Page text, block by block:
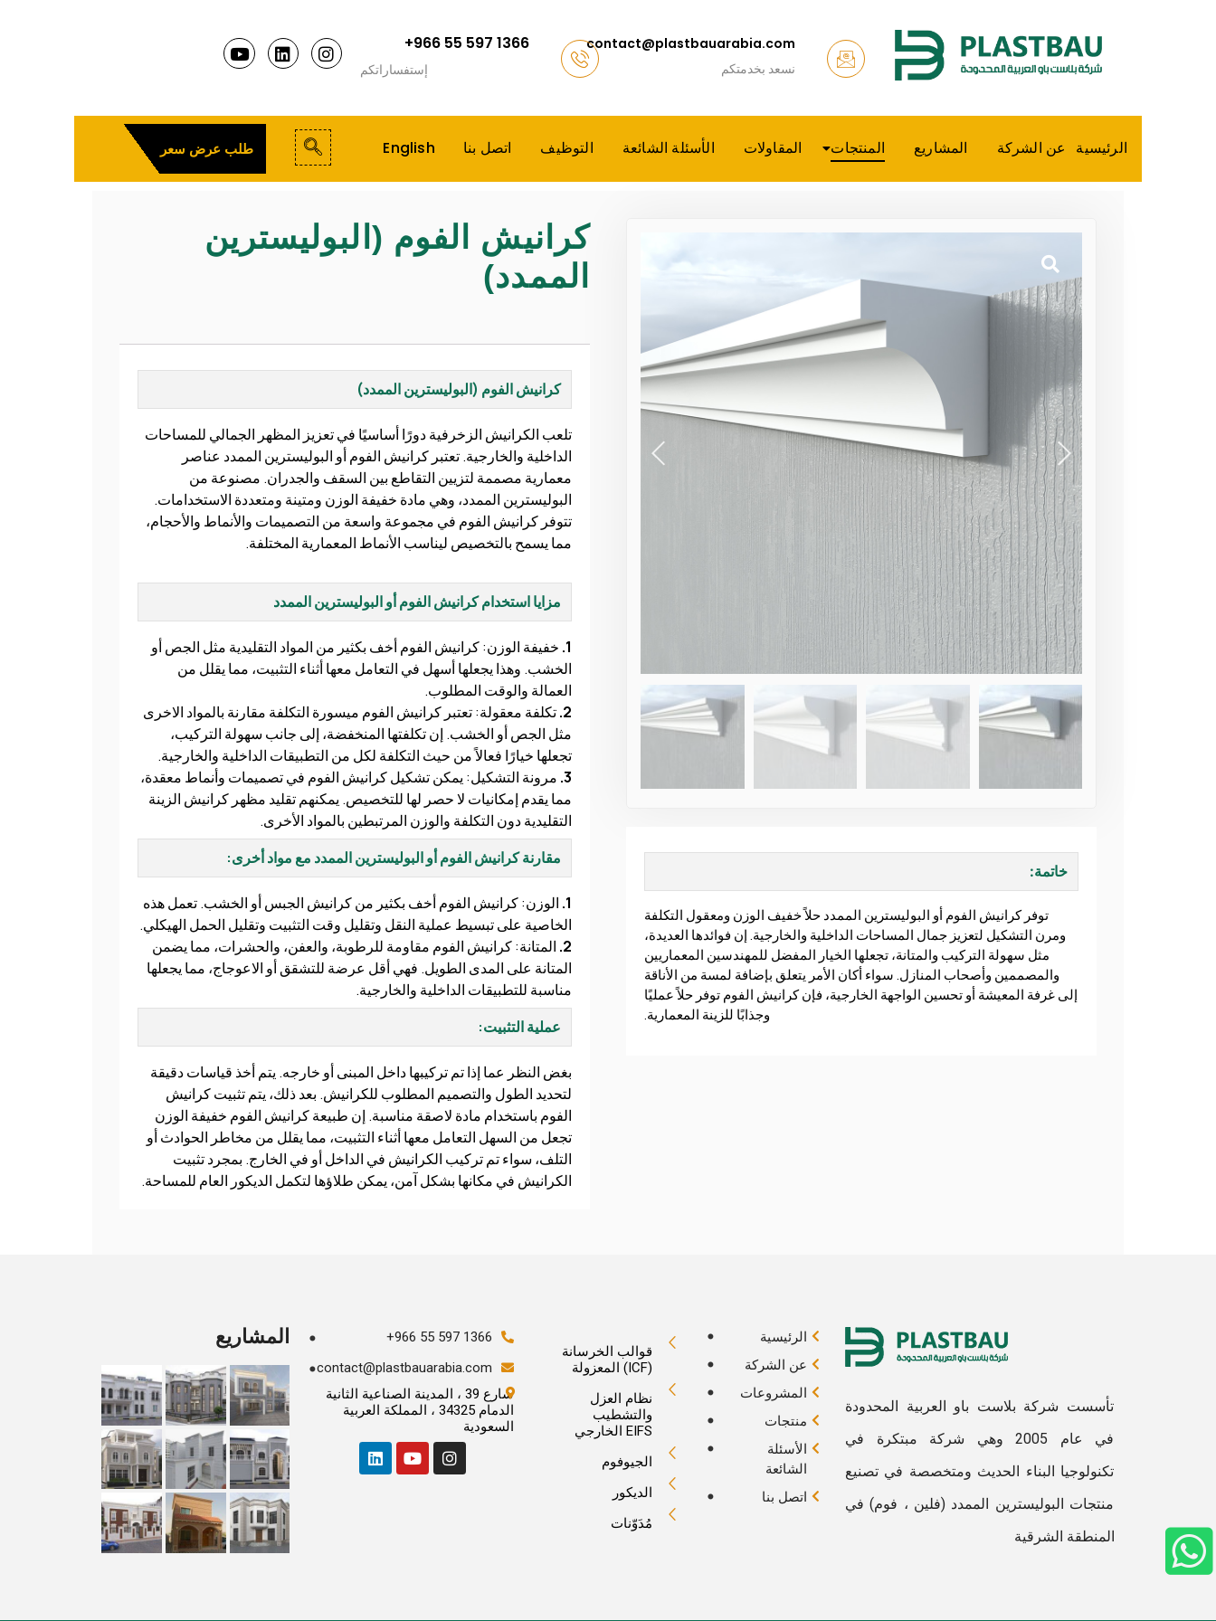
contact@plastbauarabia.com
نسعد بخدمتكم
+966 55 597 1366
إستفساراتكم
الرئيسية عن الشركة المشاريع المنتجات المقاولات الأسئلة الشائعة التوظيف اتصل بنا English طلب عرض سعر
خاتمة:
توفر كرانيش الفوم أو البوليسترين الممدد حلاً خفيف الوزن ومعقول التكلفة
ومرن التشكيل لتعزيز جمال المساحات الداخلية والخارجية. إن فوائدها العديدة،
مثل سهولة التركيب والمتانة، تجعلها الخيار المفضل للمهندسين المعماريين
والمصممين وأصحاب المنازل. سواء أكان الأمر يتعلق بإضافة لمسة من الأناقة
إلى غرفة المعيشة أو تحسين الواجهة الخارجية، فإن كرانيش الفوم توفر حلاً عمليًا
وجذابًا للزينة المعمارية.
كرانيش الفوم (البوليسترين
الممدد)
كرانيش الفوم (البوليسترين الممدد)
تلعب الكرانيش الزخرفية دورًا أساسيًا في تعزيز المظهر الجمالي للمساحات
الداخلية والخارجية. تعتبر كرانيش الفوم أو البوليسترين الممدد عناصر
معمارية مصممة لتزيين التقاطع بين السقف والجدران. مصنوعة من
البوليسترين الممدد، وهي مادة خفيفة الوزن ومتينة ومتعددة الاستخدامات.
تتوفر كرانيش الفوم في مجموعة واسعة من التصميمات والأنماط والأحجام،
مما يسمح بالتخصيص ليناسب الأنماط المعمارية المختلفة.
مزايا استخدام كرانيش الفوم أو البوليسترين الممدد
1. خفيفة الوزن: كرانيش الفوم أخف بكثير من المواد التقليدية مثل الجص أو
الخشب. وهذا يجعلها أسهل في التعامل معها أثناء التثبيت، مما يقلل من
العمالة والوقت المطلوب.
2. تكلفة معقولة: تعتبر كرانيش الفوم ميسورة التكلفة مقارنة بالمواد الاخرى
مثل الجص أو الخشب. إن تكلفتها المنخفضة، إلى جانب سهولة التركيب،
تجعلها خيارًا فعالاً من حيث التكلفة لكل من التطبيقات الداخلية والخارجية.
3. مرونة التشكيل: يمكن تشكيل كرانيش الفوم في تصميمات وأنماط معقدة،
مما يقدم إمكانيات لا حصر لها للتخصيص. يمكنهم تقليد مظهر كرانيش الزينة
التقليدية دون التكلفة والوزن المرتبطين بالمواد الأخرى.
مقارنة كرانيش الفوم أو البوليسترين الممدد مع مواد أخرى:
1. الوزن: كرانيش الفوم أخف بكثير من كرانيش الجبس أو الخشب. تعمل هذه
الخاصية على تبسيط عملية النقل وتقليل وقت التثبيت وتقليل الحمل الهيكلي.
2. المتانة: كرانيش الفوم مقاومة للرطوبة، والعفن، والحشرات، مما يضمن
المتانة على المدى الطويل. فهي أقل عرضة للتشقق أو الاعوجاج، مما يجعلها
مناسبة للتطبيقات الداخلية والخارجية.
عملية التثبيت:
بغض النظر عما إذا تم تركيبها داخل المبنى أو خارجه. يتم أخذ قياسات دقيقة
لتحديد الطول والتصميم المطلوب للكرانيش. بعد ذلك، يتم تثبيت كرانيش
الفوم باستخدام مادة لاصقة مناسبة. إن طبيعة كرانيش الفوم خفيفة الوزن
تجعل من السهل التعامل معها أثناء التثبيت، مما يقلل من مخاطر الحوادث أو
التلف، سواء تم تركيب الكرانيش في الداخل أو في الخارج. بمجرد تثبيت
الكرانيش في مكانها بشكل آمن، يمكن طلاؤها لتكمل الديكور العام للمساحة.
تأسست شركة بلاست باو العربية المحدودة
في عام 2005 وهي شركة مبتكرة في
تكنولوجيا البناء الحديث ومتخصصة في تصنيع
منتجات البوليسترين الممدد (فلين ، فوم) في
المنطقة الشرقية
الرئيسية
عن الشركة
المشروعات
منتجات
الأسئلة
الشائعة
اتصل بنا
قوالب الخرسانة
المعزولة (ICF)
نظام العزل
والتشطيب
الخارجي EIFS
الجيوفوم
الديكور
مُدَوّنات
+966 55 597 1366
contact@plastbauarabia.com
شارع 39 ، المدينة الصناعية الثانية
الدمام 34325 ، المملكة العربية
السعودية
المشاريع